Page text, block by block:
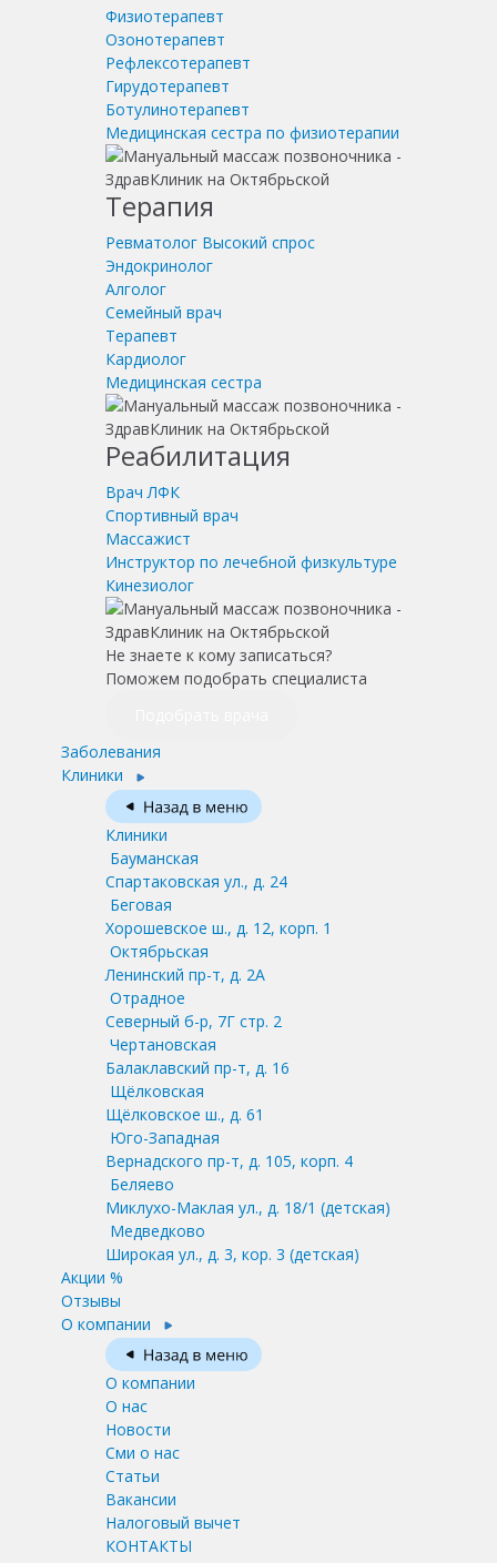
Физиотерапевт
Озонотерапевт
Рефлексотерапевт
Гирудотерапевт
Ботулинотерапевт
Медицинская сестра по физиотерапии
Терапия
Ревматолог Высокий спрос
Эндокринолог
Алголог
Семейный врач
Терапевт
Кардиолог
Медицинская сестра
Реабилитация
Врач ЛФК
Спортивный врач
Массажист
Инструктор по лечебной физкультуре
Кинезиолог
Не знаете к кому записаться?
Поможем подобрать специалиста
Заболевания
Клиники
Клиники
Бауманская
Спартаковская ул., д. 24
Беговая
Хорошевское ш., д. 12, корп. 1
Октябрьская
Ленинский пр-т, д. 2А
Отрадное
Северный б-р, 7Г стр. 2
Чертановская
Балаклавский пр-т, д. 16
Щёлковская
Щёлковское ш., д. 61
Юго-Западная
Вернадского пр-т, д. 105, корп. 4
Беляево
Миклухо-Маклая ул., д. 18/1 (детская)
Медведково
Широкая ул., д. 3, кор. 3 (детская)
Акции %
Отзывы
О компании
О компании
О нас
Новости
Сми о нас
Статьи
Вакансии
Налоговый вычет
КОНТАКТЫ